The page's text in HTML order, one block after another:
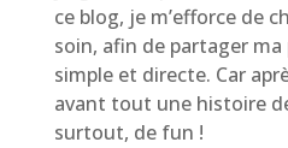
ce blog, je m’efforce de
soin, afin de partager
simple et directe. Car
avant tout une histoire
surtout, de fun !